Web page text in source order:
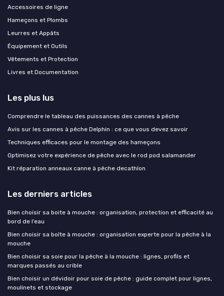
Accessoires de ligne
Hameçons et Plombs
Leurres et Appâts
Équipement et Outils
Vêtements et Protection
Livres et Documentation
Les plus lus
Comprendre le tableau des puissances des cannes à pêche
Avis sur les cannes à pêche Delphin : ce que vous devez savoir
Techniques efficaces pour le montage des hameçons
Optimisez votre expérience de pêche avec le rod pod salamander
Kit réparation anneaux canne à pêche decathlon
Les derniers articles
Bien choisir sa boite à mouche : organisation, protection et efficacité au
bord de l’eau
Bien choisir sa boîte à mouche : organisation experte pour la pêche à la
mouche
Bien choisir sa soie pour la pêche à la mouche : lignes, profils et
marques passés au crible
Bien choisir un dévidoir pour soie de pêche : guide complet pour lignes,
moulinets et stockage